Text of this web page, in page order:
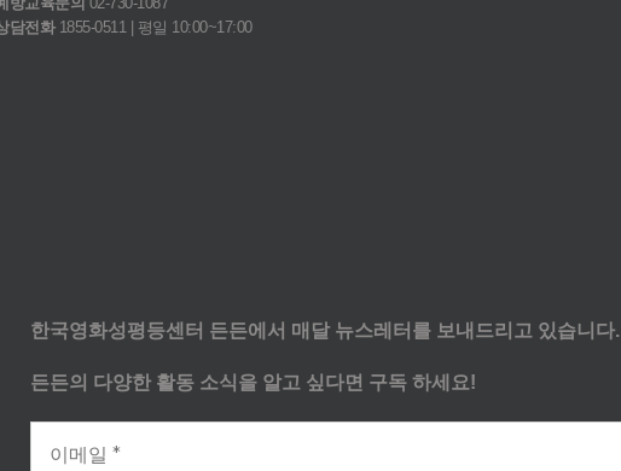
담전화1855-0511 | 평일 10:00~17:00
한국영화성평등센터 든든에서 매달 뉴스레터를 보내드리고 있습니다.
든든의 다양한 활동 소식을 알고 싶다면 구독 하세요!